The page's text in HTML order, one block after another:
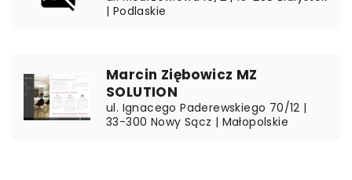
| Podlaskie
Marcin Ziębowicz MZ
SOLUTION
ul. Ignacego Paderewskiego 70/12 |
33-300 Nowy Sącz | Małopolskie